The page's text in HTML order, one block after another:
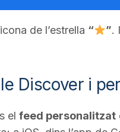
de l’estrella “ ”.
Discover i
el feed personalitzat